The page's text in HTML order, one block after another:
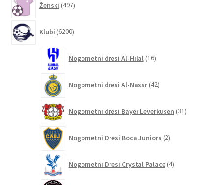
Ženski 497izdelkov
Klubi 6200izdelkov
Nogometni dresi Al-Hilal 16izdelkov
Nogometni dresi Al-Nassr 42izdelkov
Nogometni dresi Bayer Leverkusen 31izdelkov
Nogometni Dresi Boca Juniors 2izdelka
Nogometni Dresi Crystal Palace 4izdelki